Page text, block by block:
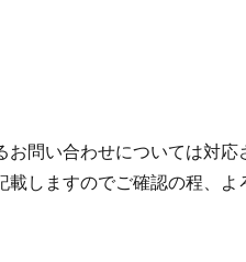
問い合わせについては対応
しますのでご確認の程、よ